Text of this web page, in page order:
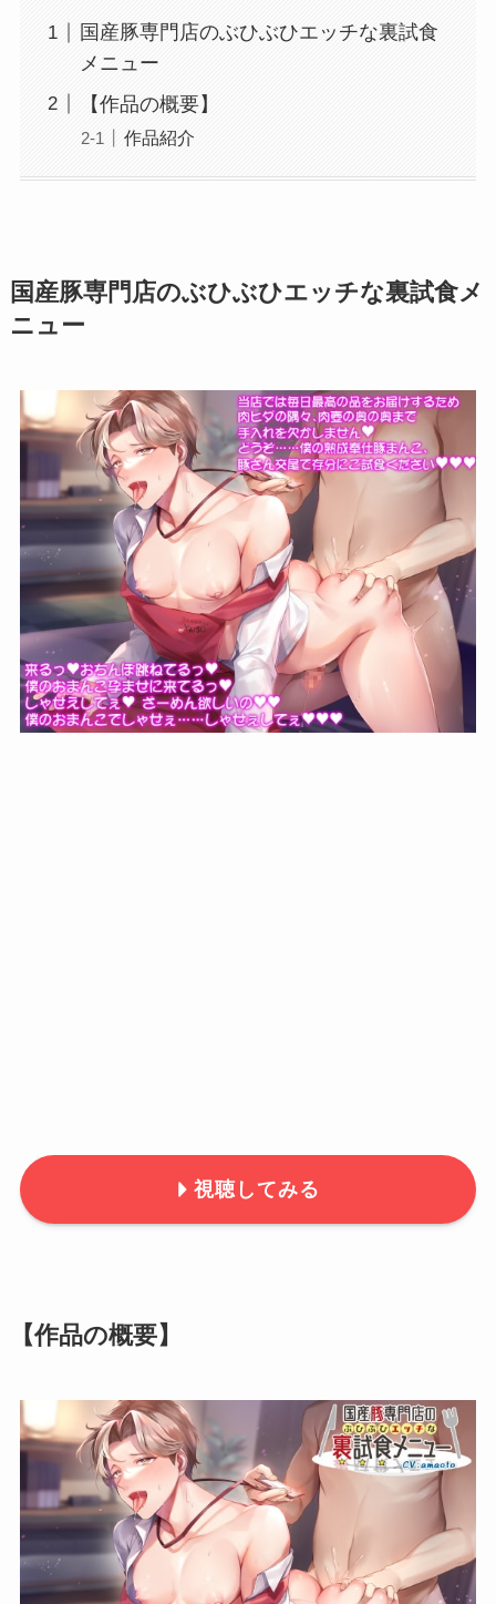
国産豚専門店のぶひぶひエッチな裏試食
メニュー
【作品の概要】
作品紹介
国産豚専門店のぶひぶひエッチな裏試食メ
ニュー
視聴してみる
【作品の概要】